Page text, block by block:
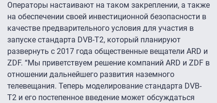
Операторы настаивают на таком закреплении, а также
на обеспечении своей инвестиционной безопасности в
качестве предварительного условия для участия в
запуске стандарта DVB-T2, который планируют
развернуть с 2017 года общественные вещатели ARD и
ZDF. “Мы приветствуем решение компаний ARD и ZDF в
отношении дальнейшего развития наземного
телевещания. Теперь моделирование стандарта DVB-
T2 и его постепенное введение может обсуждаться